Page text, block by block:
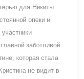
для Никиты.
опеки и
заботливой
которая стала
не видит в